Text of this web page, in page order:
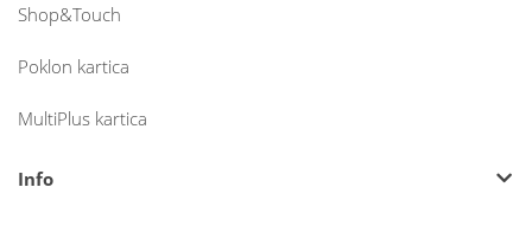
Shop&Touch
Poklon kartica
MultiPlus kartica
Info